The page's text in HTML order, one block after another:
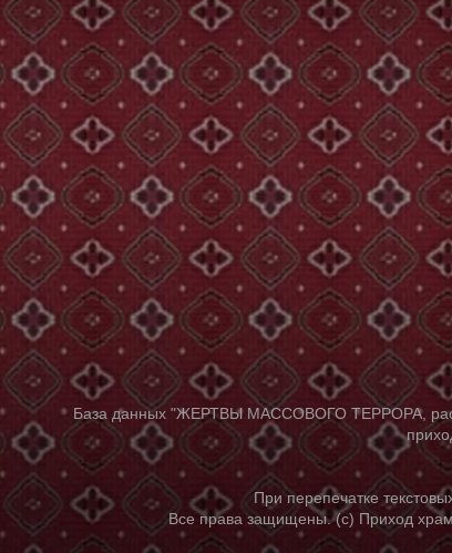
База данных "ЖЕРТВЫ МАССОВОГО ТЕРРОРА,
При перепечатке
Все права защищены. (с) Приход